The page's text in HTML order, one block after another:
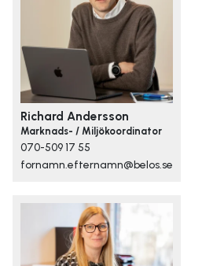
Richard Andersson
Marknads- / Miljökoordinator
070-509 17 55
fornamn.efternamn@belos.se